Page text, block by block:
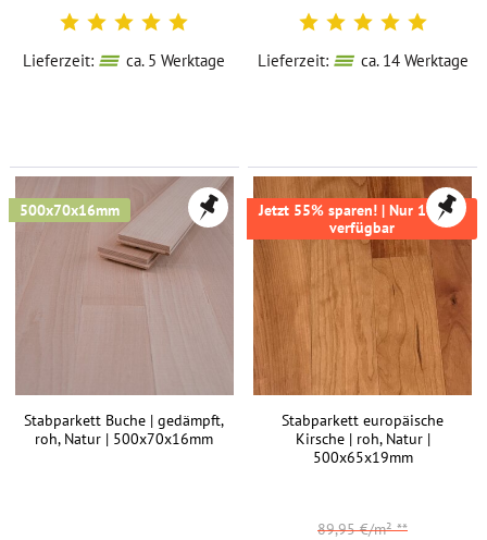
Lieferzeit: ca. 5 Werktage Lieferzeit: ca. 14 Werktage
500x70x16mm
Stabparkett Buche | gedämpft,
roh, Natur | 500x70x16mm
Jetzt 55% sparen! | Nur 16,9m²
verfügbar
Stabparkett europäische
Kirsche | roh, Natur |
500x65x19mm
89,95 €/m²**